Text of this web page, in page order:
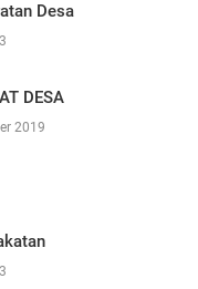
Desa
DESA
2019